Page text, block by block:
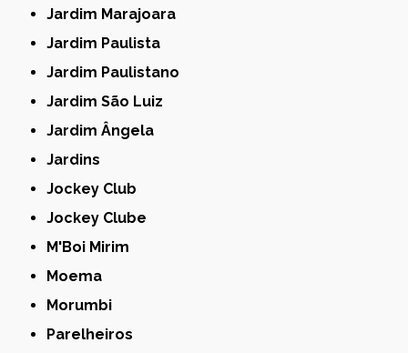
Jardim Marajoara
Jardim Paulista
Jardim Paulistano
Jardim São Luiz
Jardim Ângela
Jardins
Jockey Club
Jockey Clube
M'Boi Mirim
Moema
Morumbi
Parelheiros